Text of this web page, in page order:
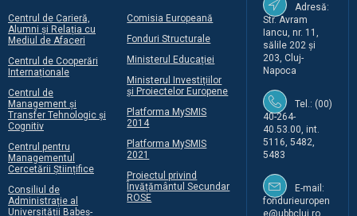
Centrul de Carieră,
Alumni și Relația cu
Mediul de Afaceri
Centrul de Cooperări
Internaționale
Centrul de
Management și
Transfer Tehnologic și
Cognitiv
Centrul pentru
Managementul
Cercetării Științifice
Consiliul de
Administrație al
Universității Babeș-
Comisia Europeană
Fonduri Structurale
Ministerul Educației
Ministerul Investițiilor
și Proiectelor Europene
Platforma MySMIS
2014
Platforma MySMIS
2021
Proiectul privind
Învățământul Secundar
ROSE
Adresă:
Str. Avram
Iancu, nr. 11,
sălile 202 și
203, Cluj-
Napoca
Tel.: (00)
40-264-
40.53.00, int.
5116, 5482,
5483
E-mail:
fondurieuropen
e@ubbcluj.ro